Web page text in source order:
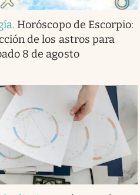
. Horóscopo de Escorpio:
de los astros para
8 de agosto